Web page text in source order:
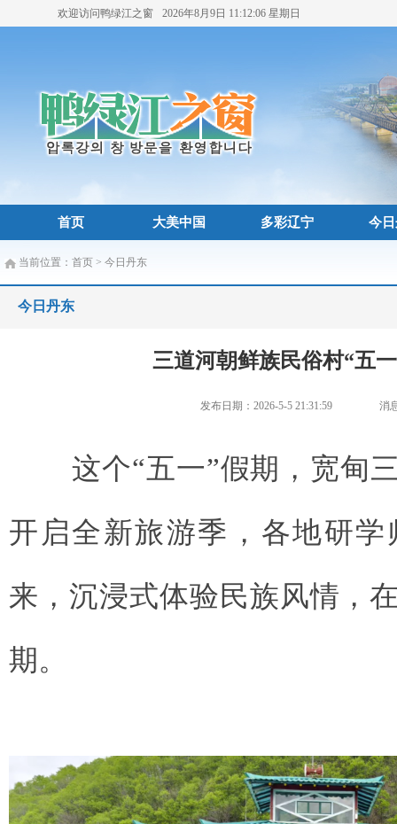
欢迎访问鸭绿江之窗 2026年8月9日 11:12:08 星期日
首页 大美中国 多彩辽宁 今
当前位置： 首页 > 今日丹东
今日丹东
三道河朝鲜族民俗村“五
发布日期：2026-5-5 21:31:59 消
这个“五一”假期，宽甸
开启全新旅游季，各地研
来，沉浸式体验民族风情，
期。